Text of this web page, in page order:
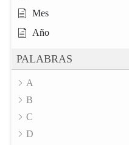
Mes
Año
PALABRAS
A
B
C
D